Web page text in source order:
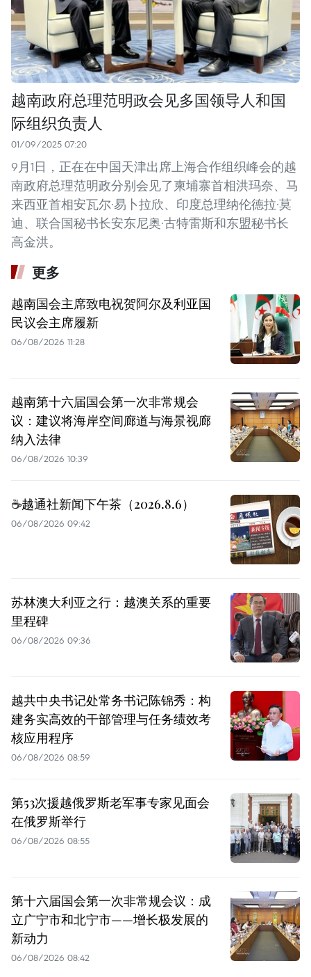
越南政府总理范明政会见多国领导人和国
际组织负责人
01/09/2025 07:20
9月1日，正在在中国天津出席上海合作组织峰会的越
南政府总理范明政分别会见了柬埔寨首相洪玛奈、马
来西亚首相安瓦尔·易卜拉欣、印度总理纳伦德拉·莫
迪、联合国秘书长安东尼奥·古特雷斯和东盟秘书长
高金洪。
更多
越南国会主席致电祝贺阿尔及利亚国
民议会主席履新
06/08/2026 11:28
越南第十六届国会第一次非常规会
议：建议将海岸空间廊道与海景视廊
纳入法律
06/08/2026 10:39
☕️越通社新闻下午茶（2026.8.6）
06/08/2026 09:42
苏林澳大利亚之行：越澳关系的重要
里程碑
06/08/2026 09:36
越共中央书记处常务书记陈锦秀：构
建务实高效的干部管理与任务绩效考
核应用程序
06/08/2026 08:59
第53次援越俄罗斯老军事专家见面会
在俄罗斯举行
06/08/2026 08:55
第十六届国会第一次非常规会议：成
立广宁市和北宁市——增长极发展的
新动力
06/08/2026 08:42